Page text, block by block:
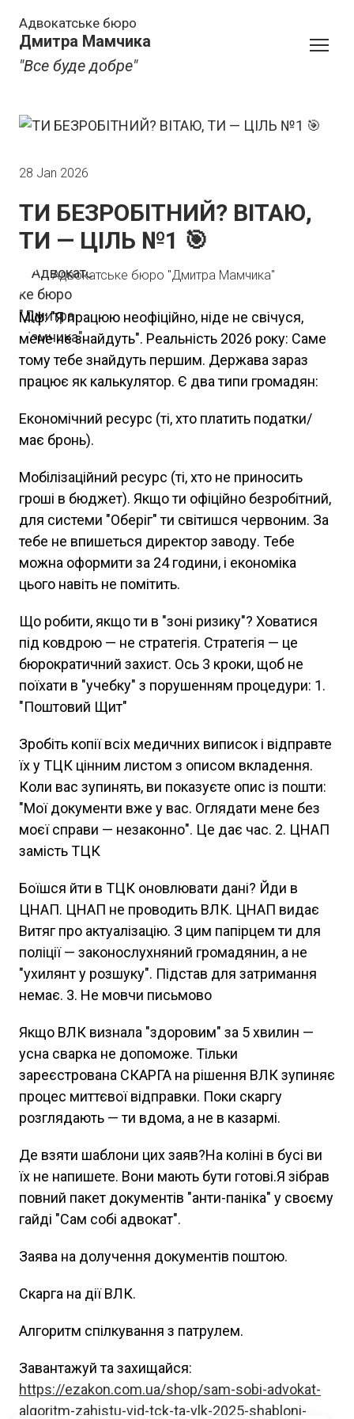
Адвокатське бюро
Дмитра Мамчика
"Все буде добре"
28 Jan 2026
ТИ БЕЗРОБІТНИЙ? ВІТАЮ,
ТИ — ЦІЛЬ №1 🎯
Адвокатське бюро "Дмитра Мамчика"
Міф: "Я працюю неофіційно, ніде не свічуся,
мене не знайдуть". Реальність 2026 року: Саме
тому тебе знайдуть першим. Держава зараз
працює як калькулятор. Є два типи громадян:
Економічний ресурс (ті, хто платить податки/
має бронь).
Мобілізаційний ресурс (ті, хто не приносить
гроші в бюджет). Якщо ти офіційно безробітний,
для системи "Оберіг" ти світишся червоним. За
тебе не впишеться директор заводу. Тебе
можна оформити за 24 години, і економіка
цього навіть не помітить.
Що робити, якщо ти в "зоні ризику"? Ховатися
під ковдрою — не стратегія. Стратегія — це
бюрократичний захист. Ось 3 кроки, щоб не
поїхати в "учебку" з порушенням процедури: 1.
"Поштовий Щит"
Зробіть копії всіх медичних виписок і відправте
їх у ТЦК цінним листом з описом вкладення.
Коли вас зупинять, ви показуєте опис із пошти:
"Мої документи вже у вас. Оглядати мене без
моєї справи — незаконно". Це дає час. 2. ЦНАП
замість ТЦК
Боїшся йти в ТЦК оновлювати дані? Йди в
ЦНАП. ЦНАП не проводить ВЛК. ЦНАП видає
Витяг про актуалізацію. З цим папірцем ти для
поліції — законослухняний громадянин, а не
"ухилянт у розшуку". Підстав для затримання
немає. 3. Не мовчи письмово
Якщо ВЛК визнала "здоровим" за 5 хвилин —
усна сварка не допоможе. Тільки
зареєстрована СКАРГА на рішення ВЛК зупиняє
процес миттєвої відправки. Поки скаргу
розглядають — ти вдома, а не в казармі.
Де взяти шаблони цих заяв?На коліні в бусі ви
їх не напишете. Вони мають бути готові.Я зібрав
повний пакет документів "анти-паніка" у своєму
гайді "Сам собі адвокат".
Заява на долучення документів поштою.
Скарга на дії ВЛК.
Алгоритм спілкування з патрулем.
Завантажуй та захищайся:
https://ezakon.com.ua/shop/sam-sobi-advokat-
algoritm-zahistu-vid-tck-ta-vlk-2025-shabloni-